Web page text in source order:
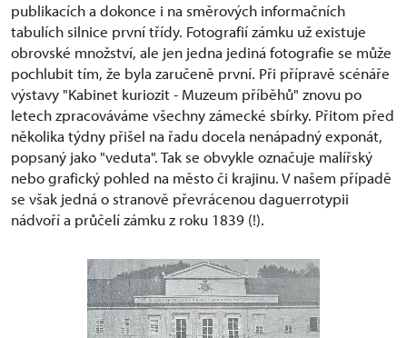
publikacích a dokonce i na směrových informačních
tabulích silnice první třídy. Fotografií zámku už existuje
obrovské množství, ale jen jedna jediná fotografie se může
pochlubit tím, že byla zaručeně první. Při přípravě scénáře
výstavy "Kabinet kuriozit - Muzeum příběhů" znovu po
letech zpracováváme všechny zámecké sbírky. Přitom před
několika týdny přišel na řadu docela nenápadný exponát,
popsaný jako "veduta". Tak se obvykle označuje malířský
nebo grafický pohled na město či krajinu. V našem případě
se však jedná o stranově převrácenou daguerrotypii
nádvoří a průčelí zámku z roku 1839 (!).